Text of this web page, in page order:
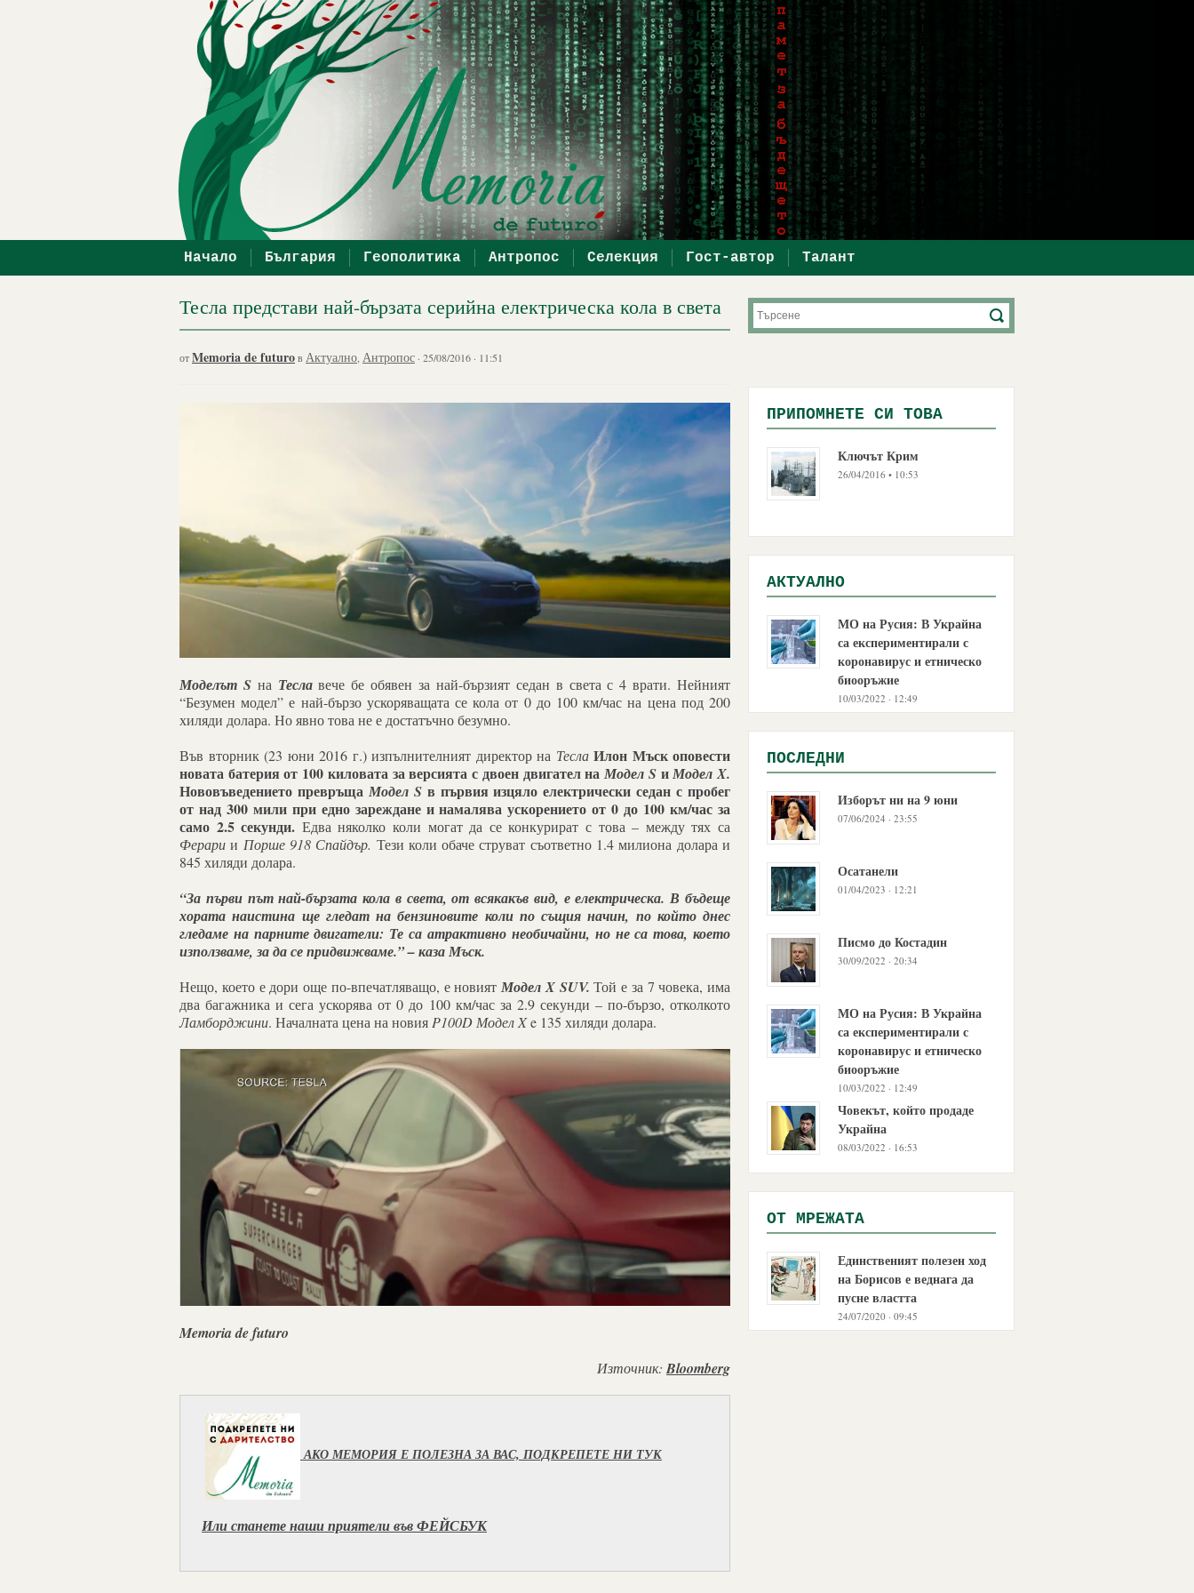
Начало България Геополитика Антропос Селекция Гост-автор Талант
Тесла представи най-бързата серийна електрическа кола в света
отMemoria de futuroвАктуално Антропос · 25/08/2016 · 11:51
Моделът Sна Теславече бе обявен за най-бързият седан в света с 4 врати. Нейният
“Безумен модел” е най-бързо ускоряващата се кола от 0 до 100 км/час на цена под 200
хиляди долара. Но явно това не е достатъчно безумно.
Във вторник (23 юни 2016 г.) изпълнителният директор на Тесла Илон Мъск оповести
новата батерия от 100 киловата за версията с двоен двигател наМодел SиМодел X.
Нововъведението превръщаМодел Sв първия изцяло електрически седан с пробег
от над 300 мили при едно зареждане и намалява ускорението от 0 до 100 км/час за
само 2.5 секунди. Едва няколко коли могат да се конкурират с това – между тях са
Ферари и Порше 918 Спайдър. Тези коли обаче струват съответно 1.4 милиона долара и
845 хиляди долара.
“За първи пътнай-бързата кола в света, от всякакъв вид, е електрическа. В бъдеще
хората наистина ще гледат на бензиновите коли по същия начин, по който днес
гледаме на парните двигатели: Те са атрактивно необичайни, но не са това, което
използваме, за да се придвижваме.” – каза Мъск.
Нещо, което е дори още по-впечатляващо, е новият Модел X SUV. Той е за 7 човека, има
два багажника и сега ускорява от 0 до 100 км/час за 2.9 секунди – по-бързо, отколкото
Ламборджини. Началната цена на новияP100D Модел Xe 135 хиляди долара.
Memoria de futuro
Източник:Bloomberg
АКО МЕМОРИЯ Е ПОЛЕЗНА ЗА ВАС, ПОДКРЕПЕТЕ НИ ТУК
Или станете наши приятели във ФЕЙСБУК
ПРИПОМНЕТЕ СИ ТОВА
Ключът Крим
26/04/2016 • 10:53
АКТУАЛНО
МО на Русия: В Украйна
са експериментирали с
коронавирус и етническо
биооръжие
10/03/2022 · 12:49
ПОСЛЕДНИ
Изборът ни на 9 юни
07/06/2024 · 23:55
Осатанели
01/04/2023 · 12:21
Писмо до Костадин
30/09/2022 · 20:34
МО на Русия: В Украйна
са експериментирали с
коронавирус и етническо
биооръжие
10/03/2022 · 12:49
Човекът, който продаде
Украйна
08/03/2022 · 16:53
OТ МРЕЖАТА
Единственият полезен ход
на Борисов е веднага да
пусне властта
24/07/2020 · 09:45